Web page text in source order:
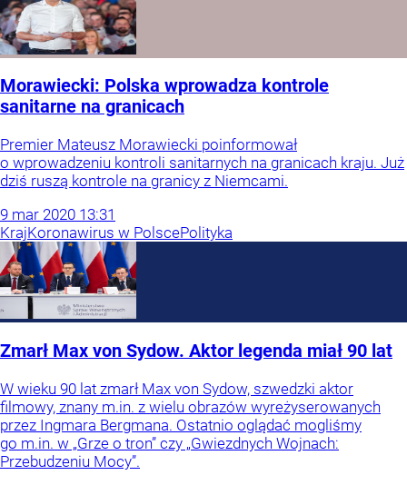
Morawiecki: Polska wprowadza kontrole
sanitarne na granicach
Premier Mateusz Morawiecki poinformował
o wprowadzeniu kontroli sanitarnych na granicach kraju. Już
dziś ruszą kontrole na granicy z Niemcami.
9 mar 2020 13:31
KrajKoronawirus w PolscePolityka
Zmarł Max von Sydow. Aktor legenda miał 90 lat
W wieku 90 lat zmarł Max von Sydow, szwedzki aktor
filmowy, znany m.in. z wielu obrazów wyreżyserowanych
przez Ingmara Bergmana. Ostatnio oglądać mogliśmy
go m.in. w „Grze o tron” czy „Gwiezdnych Wojnach:
Przebudzeniu Mocy”.